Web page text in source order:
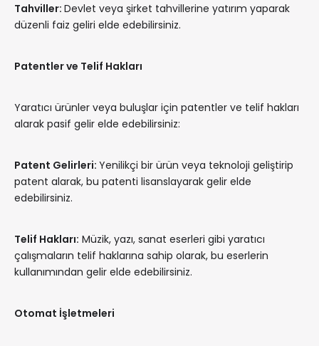
Tahviller: Devlet veya şirket tahvillerine yatırım yaparak
düzenli faiz geliri elde edebilirsiniz.
Patentler ve Telif Hakları
Yaratıcı ürünler veya buluşlar için patentler ve telif hakları
alarak pasif gelir elde edebilirsiniz:
Patent Gelirleri: Yenilikçi bir ürün veya teknoloji geliştirip
patent alarak, bu patenti lisanslayarak gelir elde
edebilirsiniz.
Telif Hakları: Müzik, yazı, sanat eserleri gibi yaratıcı
çalışmaların telif haklarına sahip olarak, bu eserlerin
kullanımından gelir elde edebilirsiniz.
Otomat İşletmeleri